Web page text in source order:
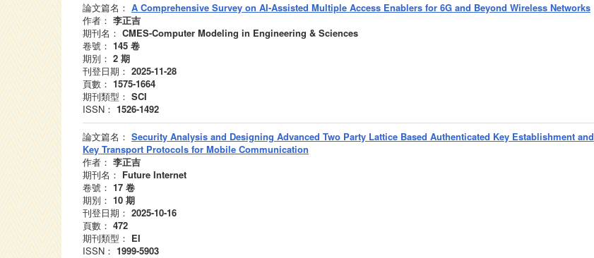
論文篇名： A Comprehensive Survey on AI-Assisted Multiple Access Enablers for 6G and Beyond Wireless Networks
作者： 李正吉
期刊名： CMES-Computer Modeling in Engineering & Sciences
卷號： 145 卷
期別： 2 期
刊登日期： 2025-11-28
頁數： 1575-1664
期刊類型： SCI
ISSN： 1526-1492
論文篇名： Security Analysis and Designing Advanced Two Party Lattice Based Authenticated Key Establishment and
Key Transport Protocols for Mobile Communication
作者： 李正吉
期刊名： Future Internet
卷號： 17 卷
期別： 10 期
刊登日期： 2025-10-16
頁數： 472
期刊類型： EI
ISSN： 1999-5903